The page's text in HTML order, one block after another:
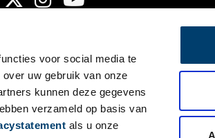
voor social media te
uw gebruik van onze
kunnen deze gegevens
verzameld op basis van
als u onze